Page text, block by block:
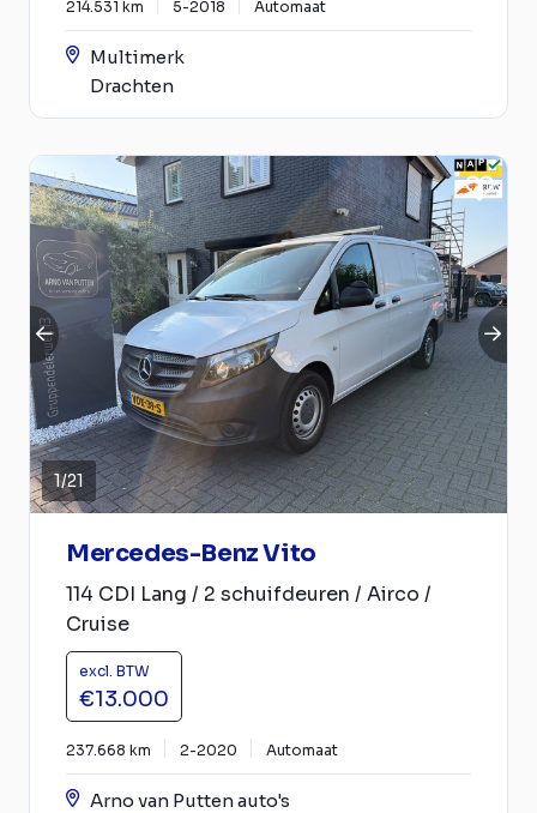
214.531 km 5-2018 Automaat
Multimerk
Drachten
1/21
Mercedes-Benz Vito
114 CDI Lang / 2 schuifdeuren / Airco /
Cruise
excl. BTW
€13.000
237.668 km 2-2020 Automaat
Arno van Putten auto's